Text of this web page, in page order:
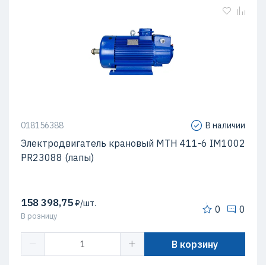
018156388 В наличии
Электродвигатель крановый МТН 411-6 IM1002
PR23088 (лапы)
158 398,75₽/шт.
В розницу
0 0
В корзину